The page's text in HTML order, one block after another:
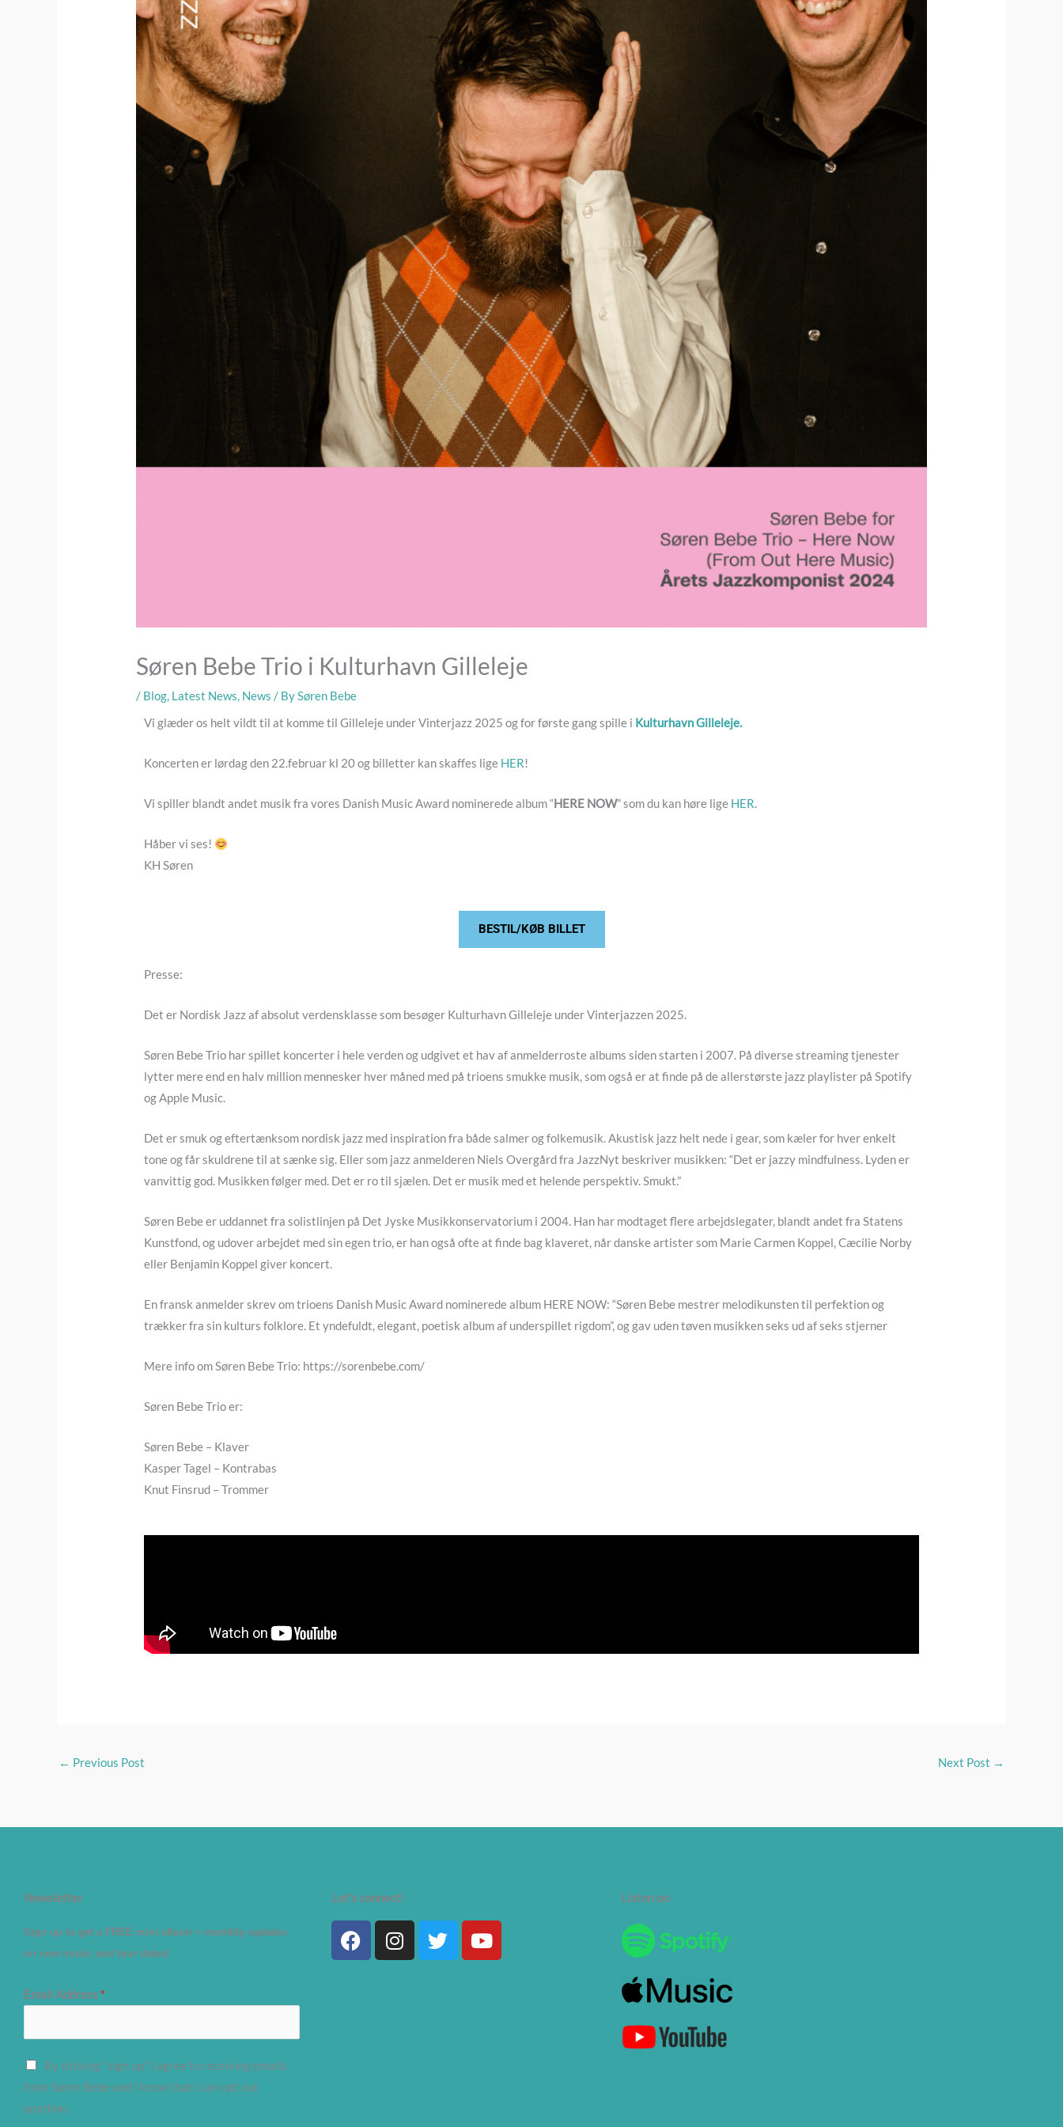
Søren Bebe Trio i Kulturhavn Gilleleje
/ Blog, Latest News, News / BySøren Bebe
Vi glæder os helt vildt til at komme til Gilleleje under Vinterjazz 2025 og for første gang spille i Kulturhavn Gilleleje.
Koncerten er lørdag den 22.februar kl 20 og billetter kan skaffes lige HER!
Vi spiller blandt andet musik fra vores Danish Music Award nominerede album “HERE NOW” som du kan høre lige HER.
Håber vi ses!
KH Søren
BESTIL/KØB BILLET
Presse:
Det er Nordisk Jazz af absolut verdensklasse som besøger Kulturhavn Gilleleje under Vinterjazzen 2025.
Søren Bebe Trio har spillet koncerter i hele verden og udgivet et hav af anmelderroste albums siden starten i 2007. På diverse streaming tjenester
lytter mere end en halv million mennesker hver måned med på trioens smukke musik, som også er at finde på de allerstørste jazz playlister på Spotify
og Apple Music.
Det er smuk og eftertænksom nordisk jazz med inspiration fra både salmer og folkemusik. Akustisk jazz helt nede i gear, som kæler for hver enkelt
tone og får skuldrene til at sænke sig. Eller som jazz anmelderen Niels Overgård fra JazzNyt beskriver musikken: “Det er jazzy mindfulness. Lyden er
vanvittig god. Musikken følger med. Det er ro til sjælen. Det er musik med et helende perspektiv. Smukt.”
Søren Bebe er uddannet fra solistlinjen på Det Jyske Musikkonservatorium i 2004. Han har modtaget flere arbejdslegater, blandt andet fra Statens
Kunstfond, og udover arbejdet med sin egen trio, er han også ofte at finde bag klaveret, når danske artister som Marie Carmen Koppel, Cæcilie Norby
eller Benjamin Koppel giver koncert.
En fransk anmelder skrev om trioens Danish Music Award nominerede album HERE NOW: “Søren Bebe mestrer melodikunsten til perfektion og
trækker fra sin kulturs folklore. Et yndefuldt, elegant, poetisk album af underspillet rigdom”, og gav uden tøven musikken seks ud af seks stjerner
Mere info om Søren Bebe Trio: https://sorenbebe.com/
Søren Bebe Trio er:
Søren Bebe – Klaver
Kasper Tagel – Kontrabas
Knut Finsrud – Trommer
← Previous Post Next Post →
Newsletter
Sign up to get a FREE mini album + monthly updates
on new music and tour dates!
Email Address *
By clicking "sign up" I agree to receiving emails
from Søren Bebe and I know that I can opt out
anytime.
Let's connect!
FacebookInstagram
TwitterYoutube
Listen on